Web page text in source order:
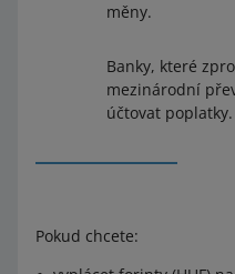
měny.
Banky, které
mezinárodní
účtovat poplatky.
Pokud chcete: